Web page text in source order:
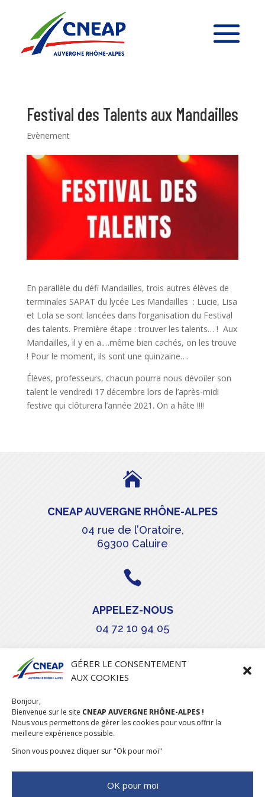
GÉRER LE CONSENTEMENT
AUX COOKIES
Bonjour,
Bienvenue sur le site CNEAP AUVERGNE RHÔNE-ALPES !
Nous vous permettons de gérer les cookies pour vous offrir la
meilleure expérience possible.
Sinon vous pouvez cliquer sur "Ok pour moi"
OK pour moi
Festival des Talents aux Mandailles
Evènement
En parallèle du défi Mandailles, trois autres élèves de
terminales SAPAT du lycée Les Mandailles : Lucie, Lisa
et Lola se sont lancées dans l’organisation du Festival
des talents. Première étape : trouver les talents… ! Aux
Mandailles, il y en a.…même bien cachés, on les trouve
! Pour le moment, ils sont une quinzaine….
Élèves, professeurs, chacun pourra nous dévoiler son
talent le vendredi 17 décembre lors de l’après-midi
festive qui clôturera l’année 2021. On a hâte !!!!

CNEAP AUVERGNE RHÔNE-ALPES
04 rue de l’Oratoire,
69300 Caluire

APPELEZ-NOUS
04 72 10 94 05

stephanie.maillot@cneap.fr